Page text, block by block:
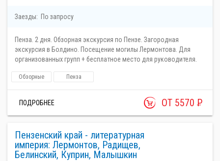
Заезды: По запросу
Пенза. 2 дня. Обзорная экскурсия по Пензе. Загородная
экскурсия в Болдино. Посещение могилы Лермонтова. Для
организованных групп + бесплатное место для руководителя.
Обзорные Пенза
ПОДРОБНЕЕ ОТ 5570 Р
Пензенский край - литературная
империя: Лермонтов, Радищев,
Белинский, Куприн, Малышкин